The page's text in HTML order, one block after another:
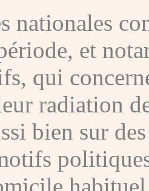
nationales
et
qui
radiation
bien sur